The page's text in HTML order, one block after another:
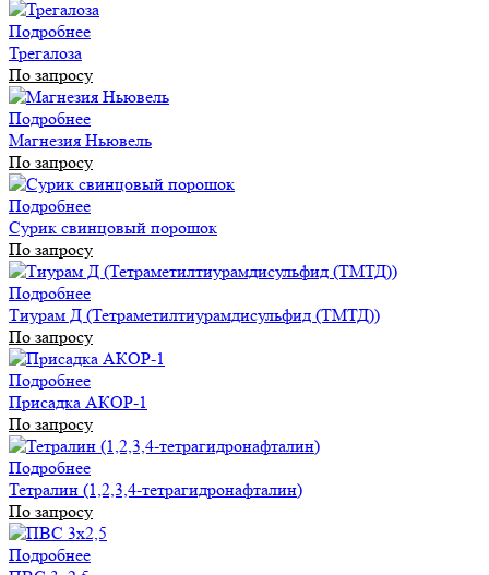
Подробнее
Трегалоза
По запросу
Подробнее
Магнезия Ньювель
По запросу
Подробнее
Сурик свинцовый порошок
По запросу
Подробнее
Тиурам Д (Тетраметилтиурамдисульфид (ТМТД))
По запросу
Подробнее
Присадка АКОР-1
По запросу
Подробнее
Тетралин (1,2,3,4-тетрагидронафталин)
По запросу
Подробнее